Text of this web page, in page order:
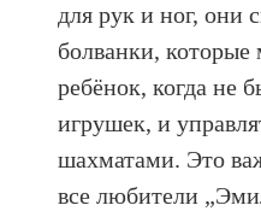
для рук и ног, они
болванки, которые
ребёнок, когда не
игрушек, и
шахматами. Это
все любители